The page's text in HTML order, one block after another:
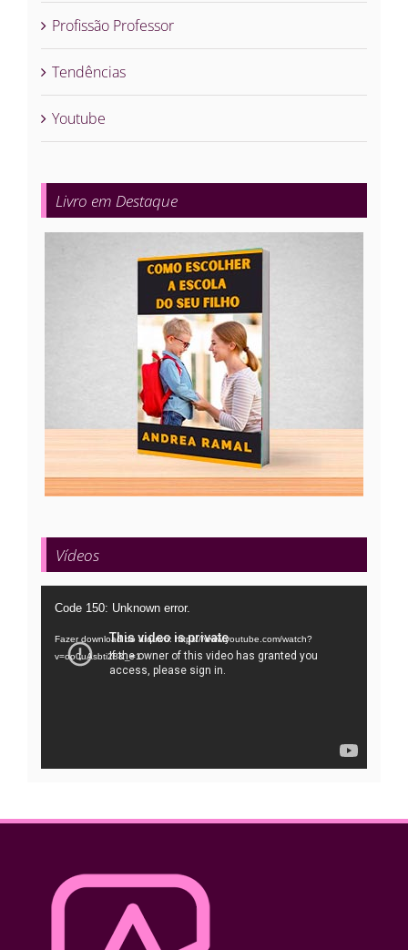
Profissão Professor
Tendências
Youtube
Livro em Destaque
Vídeos
Tocador
vídeo
Code 150: Unknown error.
Fazer download do arquivo: https://www.youtube.com/watch?
v=oo0uAsbti28&_=1